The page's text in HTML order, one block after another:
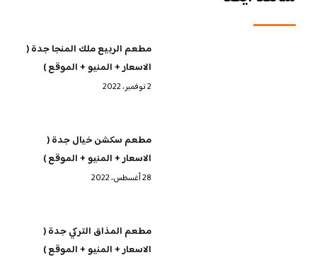
مطعم الربيع ملك المنجا جدة (
الاسعار + المنيو + الموقع )
2 نوفمبر، 2022
مطعم سكشن خيال جدة (
الاسعار + المنيو + الموقع )
28 أغسطس، 2022
مطعم المذاق التركي جدة (
الاسعار + المنيو + الموقع )